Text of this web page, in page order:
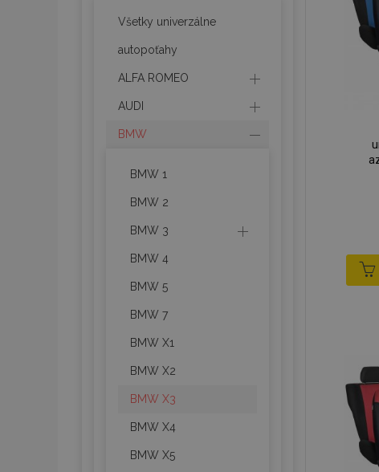
Všetky univerzálne
autopoťahy
ALFA ROMEO
AUDI
BMW
BMW 1
BMW 2
BMW 3
BMW 4
BMW 5
BMW 7
BMW X1
BMW X2
BMW X3
BMW X4
BMW X5